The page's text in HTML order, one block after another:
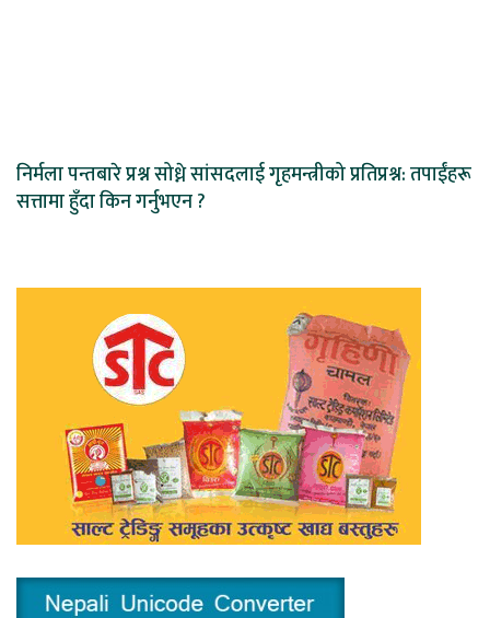
निर्मला पन्तबारे प्रश्न सोध्ने सांसदलाई गृहमन्त्रीको प्रतिप्रश्न: तपाईंहरू
सत्तामा हुँदा किन गर्नुभएन ?